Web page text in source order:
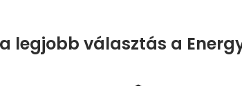
legjobb választás a